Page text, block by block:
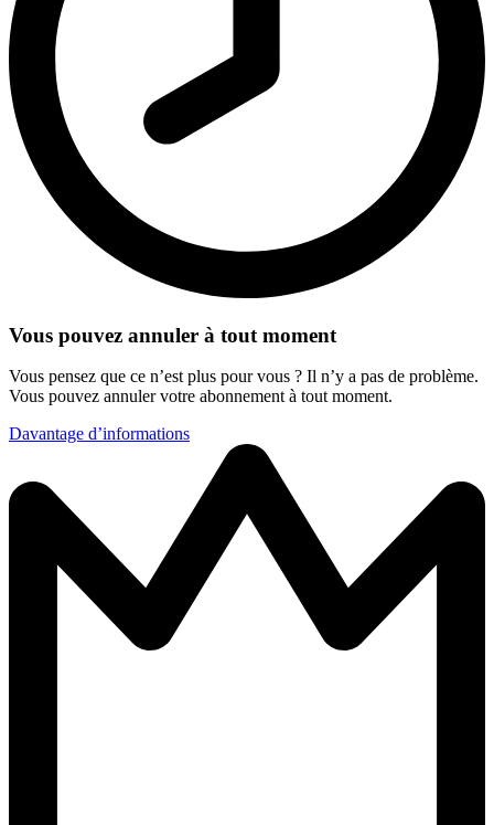
Vous pouvez annuler à tout moment
Vous pensez que ce n’est plus pour vous ? Il n’y a pas de problème.
Vous pouvez annuler votre abonnement à tout moment.
Davantage d’informations